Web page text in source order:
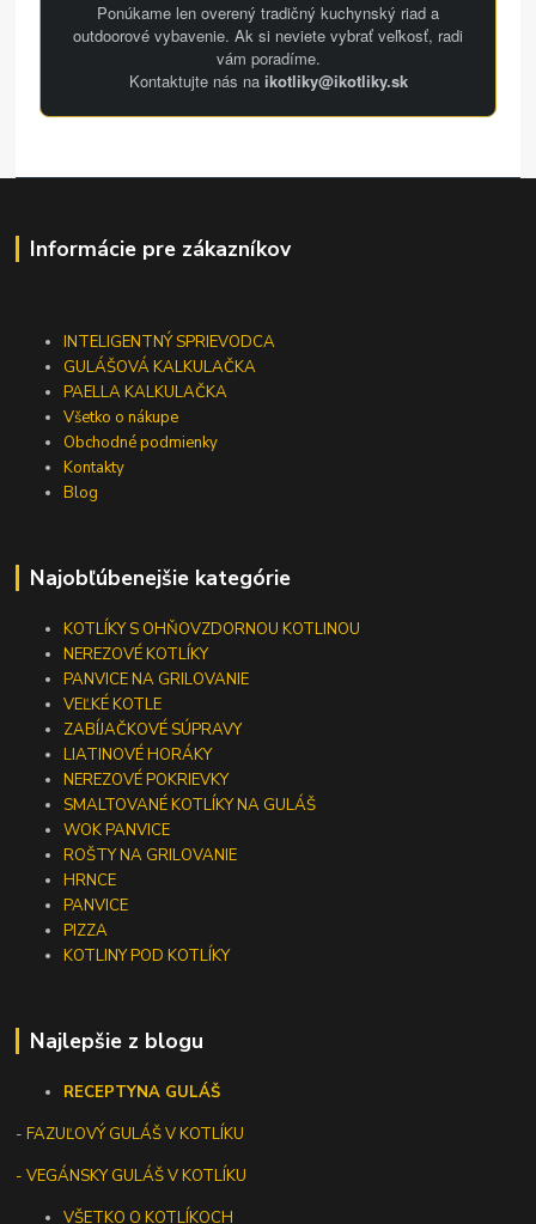
Ponúkame len overený tradičný kuchynský riad a
outdoorové vybavenie. Ak si neviete vybrať veľkosť, radi
vám poradíme.
Kontaktujte nás na ikotliky@ikotliky.sk
Informácie pre zákazníkov
INTELIGENTNÝ SPRIEVODCA
GULÁŠOVÁ KALKULAČKA
PAELLA KALKULAČKA
Všetko o nákupe
Obchodné podmienky
Kontakty
Blog
Najobľúbenejšie kategórie
KOTLÍKY S OHŇOVZDORNOU KOTLINOU
NEREZOVÉ KOTLÍKY
PANVICE NA GRILOVANIE
VEĽKÉ KOTLE
ZABÍJAČKOVÉ SÚPRAVY
LIATINOVÉ HORÁKY
NEREZOVÉ POKRIEVKY
SMALTOVANÉ KOTLÍKY NA GULÁŠ
WOK PANVICE
ROŠTY NA GRILOVANIE
HRNCE
PANVICE
PIZZA
KOTLINY POD KOTLÍKY
Najlepšie z blogu
RECEPTYNA GULÁŠ
-FAZUĽOVÝ GULÁŠ V KOTLÍKU
- VEGÁNSKY GULÁŠ V KOTLÍKU
VŠETKO O KOTLÍKOCH